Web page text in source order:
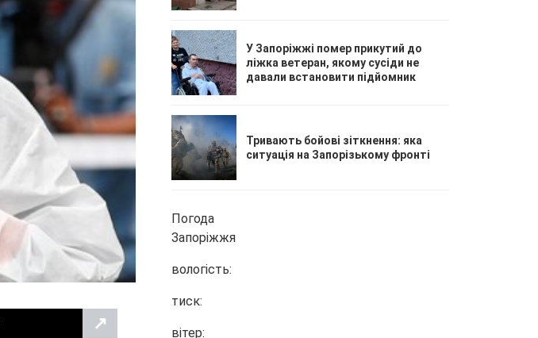
↗
У Запоріжжі помер прикутий до
ліжка ветеран, якому сусіди не
давали встановити підйомник
Тривають бойові зіткнення: яка
ситуація на Запорізькому фронті
Погода
Запоріжжя
вологість:
тиск:
вітер: